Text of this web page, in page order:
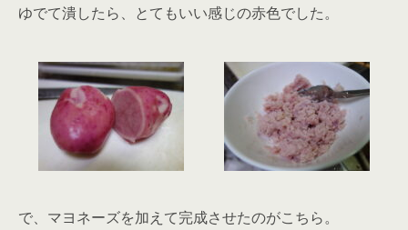
ゆでて潰したら、とてもいい感じの赤色でした。
で、マヨネーズを加えて完成させたのがこちら。